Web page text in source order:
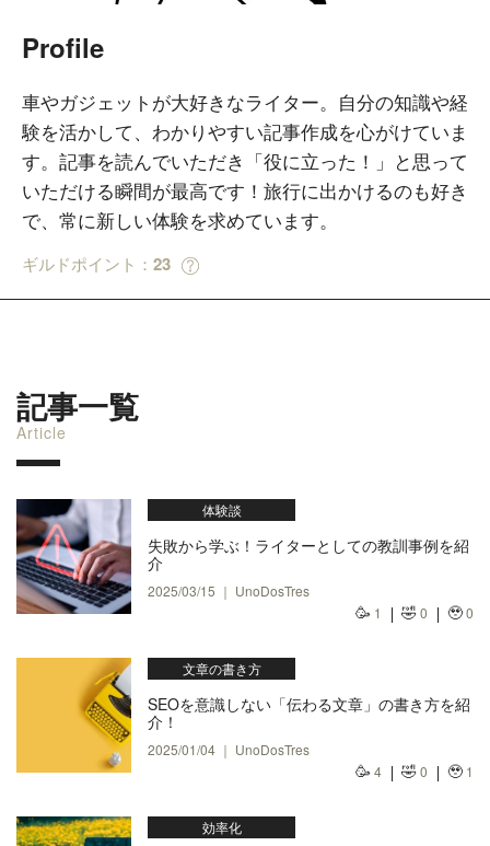
Profile
車やガジェットが大好きなライター。自分の知識や経
験を活かして、わかりやすい記事作成を心がけていま
す。記事を読んでいただき「役に立った！」と思って
いただける瞬間が最高です！旅行に出かけるのも好き
で、常に新しい体験を求めています。
ギルドポイント： 23
記事一覧
Article
体験談
失敗から学ぶ！ライターとしての教訓事例を紹
介
2025/03/15 ｜ UnoDosTres
🥳 1 🤣0 🥹0
文章の書き方
SEOを意識しない「伝わる文章」の書き方を紹
介！
2025/01/04 ｜ UnoDosTres
🥳 4 🤣0 🥹 1
効率化